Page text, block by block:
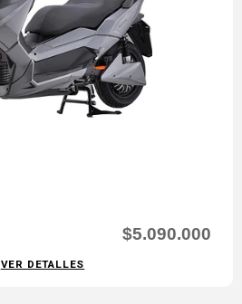
$5.090.000
VER DETALLES